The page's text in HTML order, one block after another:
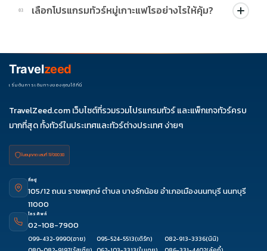
บริษัทกำหนด สามารถดูสัญลักษณ์โปรโมชั่นในรายการทัวร์แต่ละ
03 เลือกโปรแกรมทัวร์หมู่เกาะแฟโรอย่างไรให้คุ้ม?
ช่วงราคา ไม่ควรเทียบจากราคาต่ำสุดเพียงอย่างเดียว
Travelzeed
เริ่มต้นการเดินทางของคุณได้ที่นี่
TravelZeed.com เว็บไซต์ที่รวมรวมโปรแกรมทัวร์ และแพ็กเกจทัวร์ครบ
มากที่สุด ทั้งทัวร์ในประเทศและทัวร์ต่างประเทศ ง่ายๆ
ใบอนุญาต เลขที่ 11/08038
ที่อยู่
105/12 ถนน ราชพฤกษ์ ตำบล บางรักน้อย อำเภอเมืองนนทบุรี นนทบุรี
11000
โทรศัพท์
02-108-7900
099-432-9990(อาย) 095-524-5513(เติร์ก) 082-913-3336(นินิ)